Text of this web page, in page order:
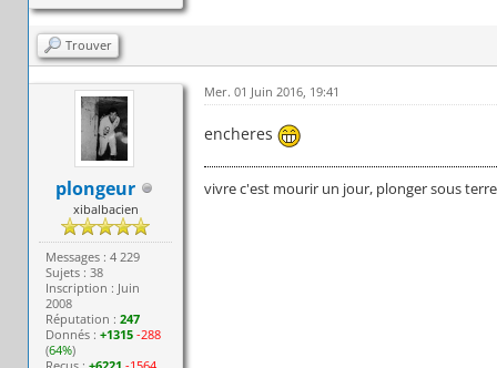
Trouver
plongeur
xibalbacien
Messages : 4 229
Sujets : 38
Inscription : Juin
2008
Réputation :247
Donnés :+1315 -288
(64%)
Mer. 01 Juin 2016, 19:41
encheres
vivre c'est mourir un jour, plonger sous